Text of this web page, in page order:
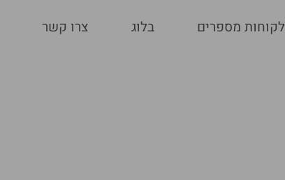
לקוחות מספרים בלוג צרו קשר